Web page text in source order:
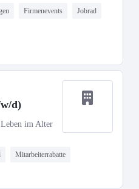
Firmenevents Jobrad
d)
im Alter
Mitarbeiterrabatte